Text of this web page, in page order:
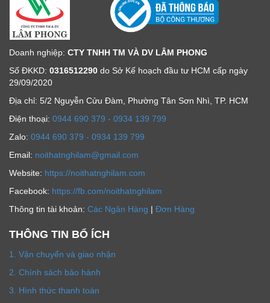
Doanh nghiệp: CTY TNHH TM VÀ DV LÂM PHONG
Số ĐKKD: 0316512290 do Sở Kế hoạch đầu tư HCM cấp ngày
29/09/2020
Địa chỉ: 5/2 Nguyễn Cửu Đàm, Phường Tân Sơn Nhì, TP. HCM
Ðiện thoại: 0944 690 379 - 0934 139 799
Zalo: 0944 690 379 - 0934 139 799
Email: noithatnghilam@gmail.com
Website: https://noithatnghilam.com
Facebook: https://fb.com/noithatnghilam
Thông tin tài khoản: Các Ngân Hàng | Đơn Hàng
THÔNG TIN BỔ ÍCH
1. Vận chuyển và giao nhận
2. Chính sách bảo hành
3. Hình thức thanh toán